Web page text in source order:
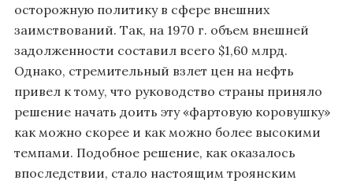
осторожную политику в сфере внешних
заимствований. Так, на 1970 г. объем внешней
задолженности составил всего $1,60 млрд.
Однако, стремительный взлет цен на нефть
привел к тому, что руководство страны приняло
решение начать доить эту «фартовую коровушку»
как можно скорее и как можно более высокими
темпами. Подобное решение, как оказалось
впоследствии, стало настоящим троянским